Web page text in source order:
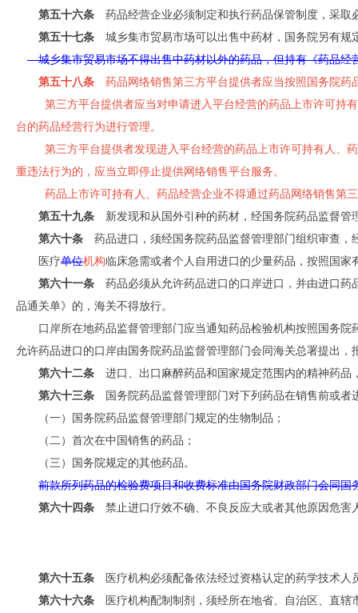
第五十六条 药品经营企业必须制定和执行药品保管制度，采取
第五十七条 城乡集市贸易市场可以出售中药材，国务院另有规
城乡集市贸易市场不得出售中药材以外的药品，但持有《药品经
第五十八条 药品网络销售第三方平台提供者应当按照国务院药
第三方平台提供者应当对申请进入平台经营的药品上市许可持
台的药品经营行为进行管理。
第三方平台提供者发现进入平台经营的药品上市许可持有人、
重违法行为的，应当立即停止提供网络销售平台服务。
药品上市许可持有人、药品经营企业不得通过药品网络销售第
第五十九条 新发现和从国外引种的药材，经国务院药品监督管
第六十条 药品进口，须经国务院药品监督管理部门组织审查，
医疗单位机构临床急需或者个人自用进口的少量药品，按照国家
第六十一条 药品必须从允许药品进口的口岸进口，并由进口药
品通关单》的，海关不得放行。
口岸所在地药品监督管理部门应当通知药品检验机构按照国务
允许药品进口的口岸由国务院药品监督管理部门会同海关总署提出，
第六十二条 进口、出口麻醉药品和国家规定范围内的精神药品
第六十三条 国务院药品监督管理部门对下列药品在销售前或者
（一）国务院药品监督管理部门规定的生物制品；
（二）首次在中国销售的药品；
（三）国务院规定的其他药品。
前款所列药品的检验费项目和收费标准由国务院财政部门会同
第六十四条 禁止进口疗效不确、不良反应大或者其他原因危害
第六十五条 医疗机构必须配备依法经过资格认定的药学技术人
第六十六条 医疗机构配制制剂，须经所在地省、自治区、直辖